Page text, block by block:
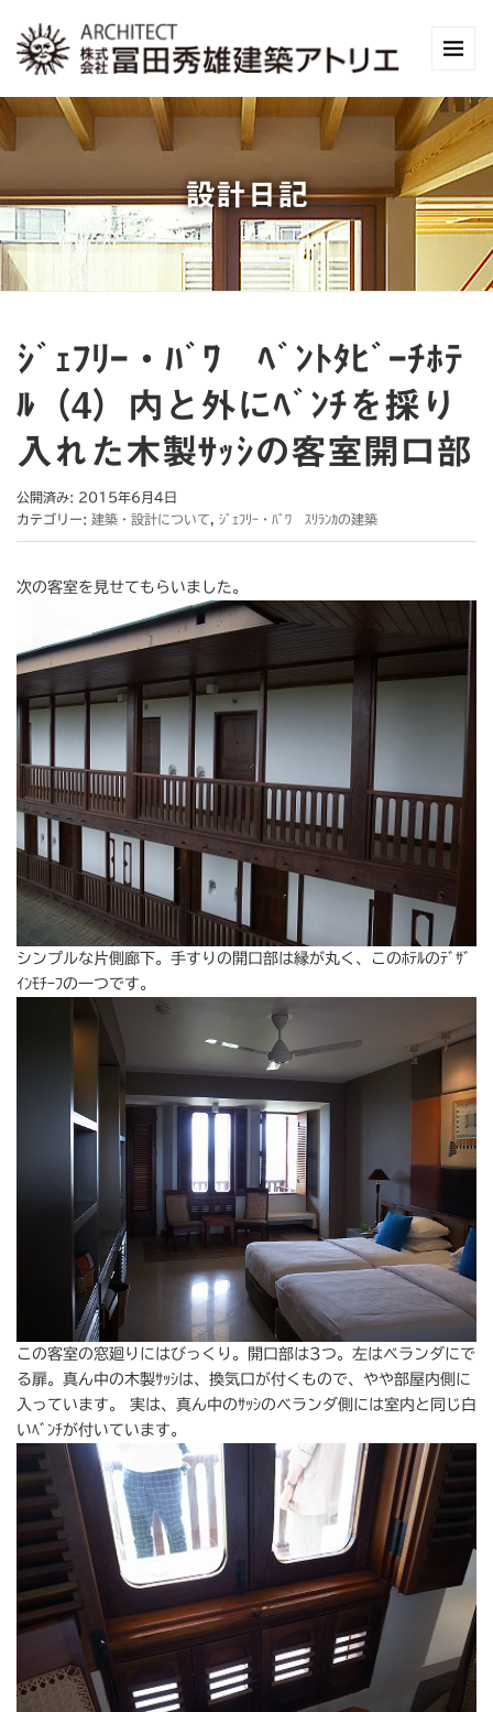
設計日記
ｼﾞｪﾌﾘｰ・ﾊﾞﾜ ﾍﾞﾝﾄﾀﾋﾞｰﾁﾎﾃ
ﾙ（4）内と外にﾍﾞﾝﾁを採り
入れた木製ｻｯｼの客室開口部
公開済み: 2015年6月4日
カテゴリー: 建築・設計について ｼﾞｪﾌﾘｰ・ﾊﾞﾜ ｽﾘﾗﾝｶの建築
次の客室を見せてもらいました。
シンプルな片側廊下。手すりの開口部は縁が丸く、このﾎﾃﾙのﾃﾞｻﾞ
ｲﾝﾓﾁｰﾌの一つです。
この客室の窓廻りにはびっくり。開口部は3つ。左はベランダにで
る扉。真ん中の木製ｻｯｼは、換気口が付くもので、やや部屋内側に
入っています。 実は、真ん中のｻｯｼのベランダ側には室内と同じ白
いﾍﾞﾝﾁが付いています。